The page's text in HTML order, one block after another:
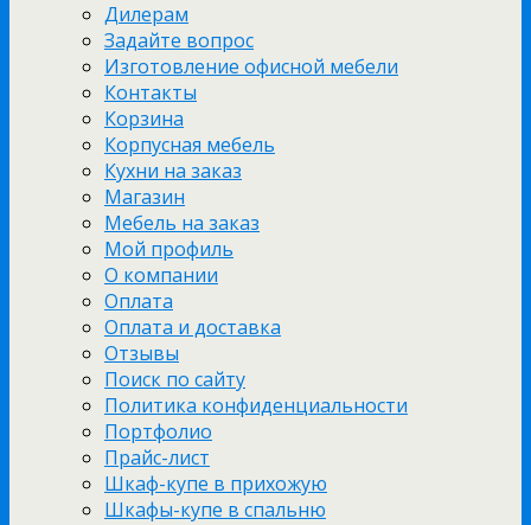
Дилерам
Задайте вопрос
Изготовление офисной мебели
Контакты
Корзина
Корпусная мебель
Кухни на заказ
Магазин
Мебель на заказ
Мой профиль
О компании
Оплата
Оплата и доставка
Отзывы
Поиск по сайту
Политика конфиденциальности
Портфолио
Прайс-лист
Шкаф-купе в прихожую
Шкафы-купе в спальню